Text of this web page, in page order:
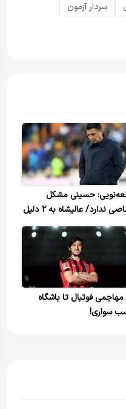
سردار آزمون
حسینی مشکل
خاصی ندارد/ عالیشاه به ۲ دلیل
نشد
مهاجمی فوتبال تا باشگاه
سواری!